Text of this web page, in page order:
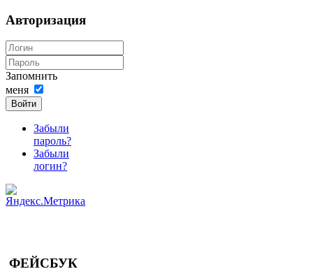
Авторизация
Запомнить
меня
Войти
Забыли
пароль?
Забыли
логин?
ФЕЙСБУК